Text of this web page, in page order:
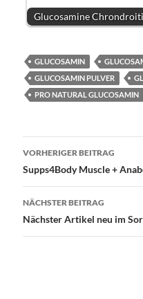
Glucosamine
GLUCOSAMIN
GLUCOSAMIN PULVER
PRO NATURAL GLUCOSAMIN
VORHERIGER BEITRAG
Supps4Body Muscle +
NÄCHSTER BEITRAG
Nächster Artikel neu im